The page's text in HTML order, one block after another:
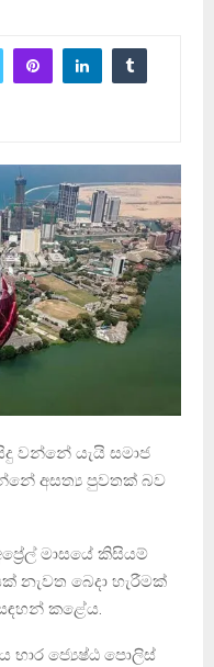
වන්නේ යැයි සමාජ
අසත්‍ය පුවතක් බව
මාසයේ කිසියම්
නැවත බෙදා හැරීමක්
කළේය.
භාර ජ්‍යෙෂ්ඨ පොලිස්